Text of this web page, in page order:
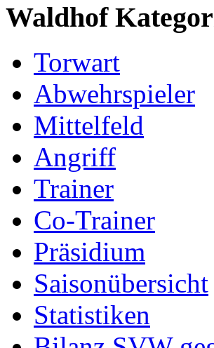
Waldhof
Torwart
Abwehrspieler
Mittelfeld
Angriff
Trainer
Co-Trainer
Präsidium
Saisonübersicht
Statistiken